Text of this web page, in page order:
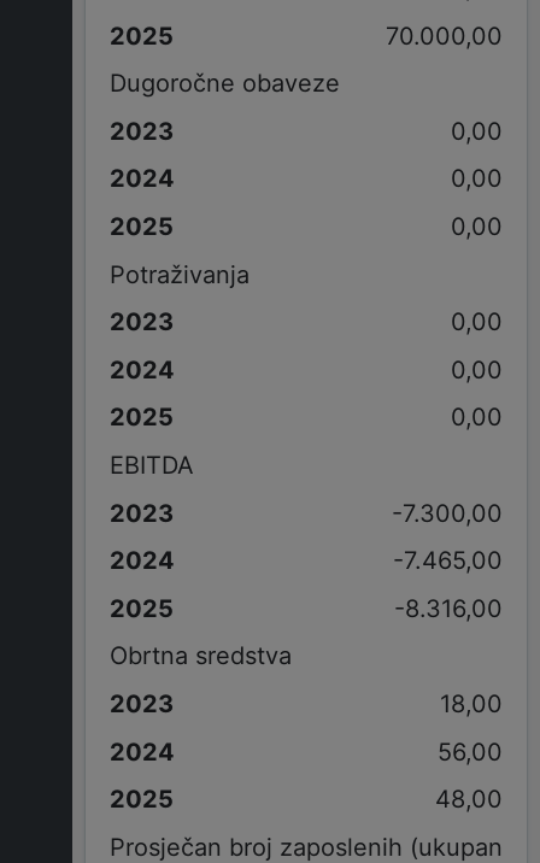
70.000,00
Dugoročne obaveze
0,00
0,00
0,00
Potraživanja
0,00
0,00
0,00
EBITDA
-7.300,00
-7.465,00
-8.316,00
Obrtna sredstva
18,00
56,00
48,00
Prosječan broj zaposlenih (ukupan